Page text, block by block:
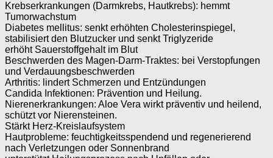
Krebserkrankungen (Darmkrebs, Hautkrebs): hemmt
Tumorwachstum
Diabetes mellitus: senkt erhöhten Cholesterinspiegel,
stabilisiert den Blutzucker und senkt Triglyzeride
erhöht Sauerstoffgehalt im Blut
Beschwerden des Magen-Darm-Traktes: bei Verstopfungen
und Verdauungsbeschwerden
Arthritis: lindert Schmerzen und Entzündungen
Candida Infektionen: Prävention und Heilung.
Nierenerkrankungen: Aloe Vera wirkt präventiv und heilend,
schützt vor Nierensteinen.
Stärkt Herz-Kreislaufsystem
Hautprobleme: feuchtigkeitsspendend und regenerierend
nach Verletzungen oder Sonnenbrand